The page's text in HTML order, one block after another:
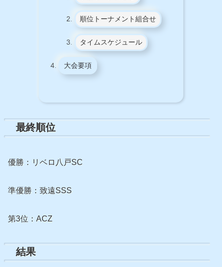
順位トーナメント組合せ
タイムスケジュール
大会要項
最終順位
優勝：リベロ八戸SC
準優勝：致遠SSS
第3位：ACZ
結果